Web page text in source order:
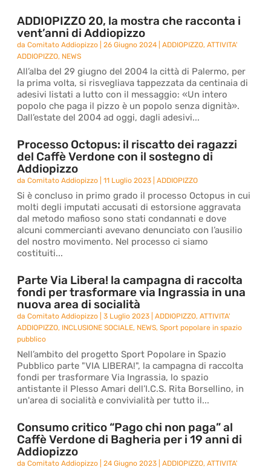
ADDIOPIZZO 20, la mostra che racconta i
vent’anni di Addiopizzo
daComitato Addiopizzo |26 Giugno 2024 |ADDIOPIZZO,ATTIVITA'
ADDIOPIZZO, NEWS
All’alba del 29 giugno del 2004 la città di Palermo, per
la prima volta, si risvegliava tappezzata da centinaia di
adesivi listati a lutto con il messaggio: «Un intero
popolo che paga il pizzo è un popolo senza dignità».
Dall’estate del 2004 ad oggi, dagli adesivi...
Processo Octopus: il riscatto dei ragazzi
del Caffè Verdone con il sostegno di
Addiopizzo
daComitato Addiopizzo |11 Luglio 2023 |ADDIOPIZZO
Si è concluso in primo grado il processo Octopus in cui
molti degli imputati accusati di estorsione aggravata
dal metodo mafioso sono stati condannati e dove
alcuni commercianti avevano denunciato con l’ausilio
del nostro movimento. Nel processo ci siamo
costituiti...
Parte Via Libera! la campagna di raccolta
fondi per trasformare via Ingrassia in una
nuova area di socialità
daComitato Addiopizzo |3 Luglio 2023 |ADDIOPIZZO,ATTIVITA'
ADDIOPIZZO, INCLUSIONE SOCIALE, NEWS,Sport popolare in spazio
pubblico
Nell’ambito del progetto Sport Popolare in Spazio
Pubblico parte "VIA LIBERA!", la campagna di raccolta
fondi per trasformare Via Ingrassia, lo spazio
antistante il Plesso Amari dell’I.C.S. Rita Borsellino, in
un'area di socialità e convivialità per tutto il...
Consumo critico “Pago chi non paga” al
Caffè Verdone di Bagheria per i 19 anni di
Addiopizzo
daComitato Addiopizzo |24 Giugno 2023 |ADDIOPIZZO,ATTIVITA'